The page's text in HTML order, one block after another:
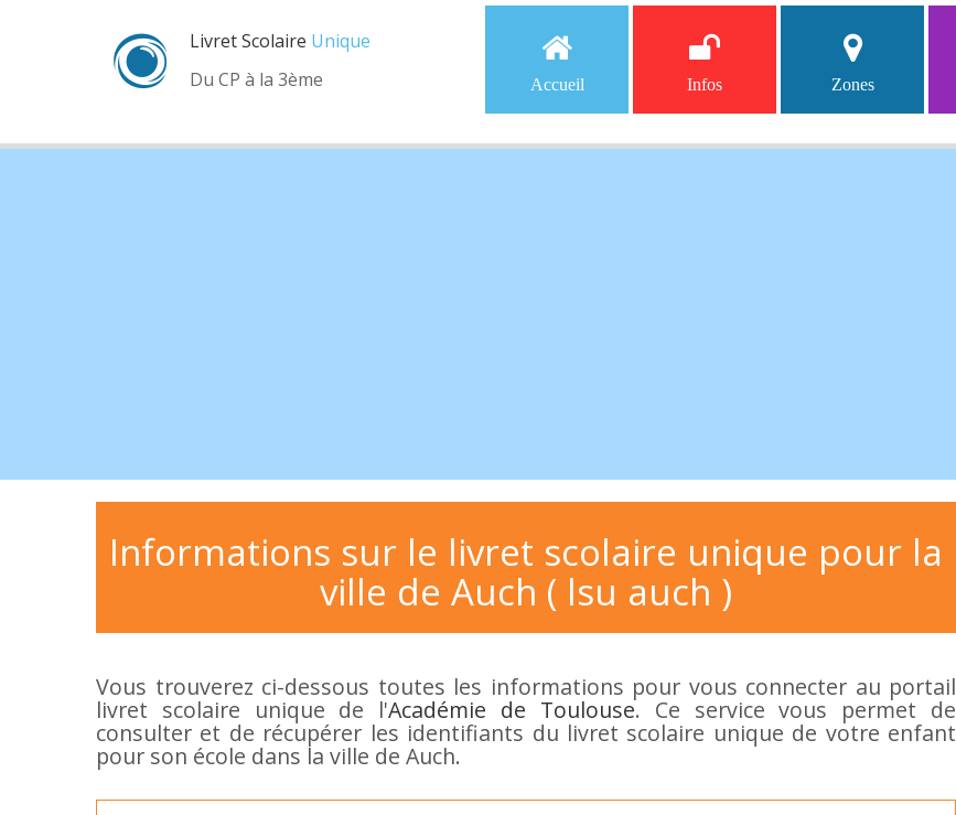
Livret Scolaire Unique
Du CP à la 3ème
Accueil Infos Zones
Informations sur le livret scolaire unique pour la
ville de Auch ( lsu auch )
Vous trouverez ci-dessous toutes les informations pour vous connecter au portail
livret scolaire unique de l'Académie de Toulouse. Ce service vous permet de
consulter et de récupérer les identifiants du livret scolaire unique de votre enfant
pour son école dans la ville de Auch.